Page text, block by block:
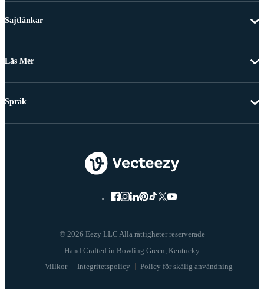
Sajtlänkar
Läs Mer
© 2026 Eezy LLC Alla rättigheter reserverade
Villkor Integritetspolicy Policy för skälig användning
Språk